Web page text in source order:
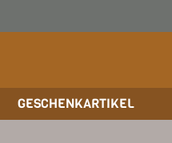
GESCHENKARTIKEL